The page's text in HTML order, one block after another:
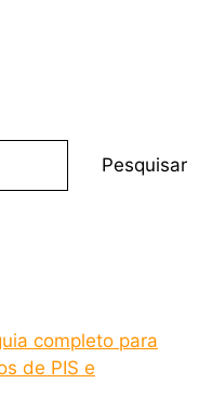
Pesquisar
completo para
de PIS e